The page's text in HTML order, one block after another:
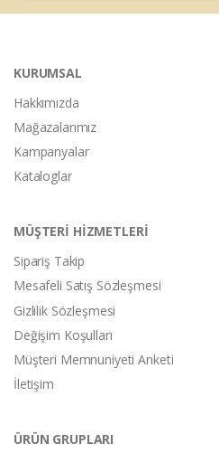
KURUMSAL
Hakkımızda
Mağazalarımız
Kampanyalar
Kataloglar
MÜŞTERİ HİZMETLERİ
Sipariş Takip
Mesafeli Satış Sözleşmesi
Gizlilik Sözleşmesi
Değişim Koşulları
Müşteri Memnuniyeti Anketi
İletişim
ÜRÜN GRUPLARI